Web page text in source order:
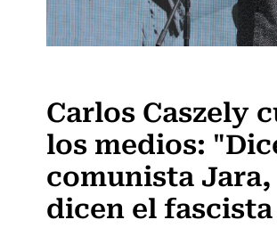
Carlos Caszely
los medios:
comunista
dicen el